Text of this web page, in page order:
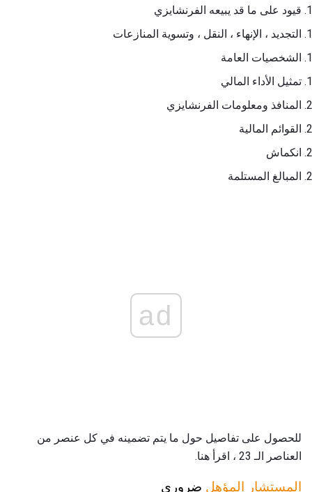
قيود على ما قد يبيعه الفرنشايزي
التجديد ، الإنهاء ، النقل ، وتسوية المنازعات
الشخصيات العامة
تمثيل الأداء المالي
المنافذ ومعلومات الفرنشايزي
القوائم المالية
انكماش
المبالغ المستلمة
ad
للحصول على تفاصيل حول ما يتم تضمينه في كل عنصر من
العناصر الـ 23 ، اقرأ هنا.
المستشار المؤهل ضروري